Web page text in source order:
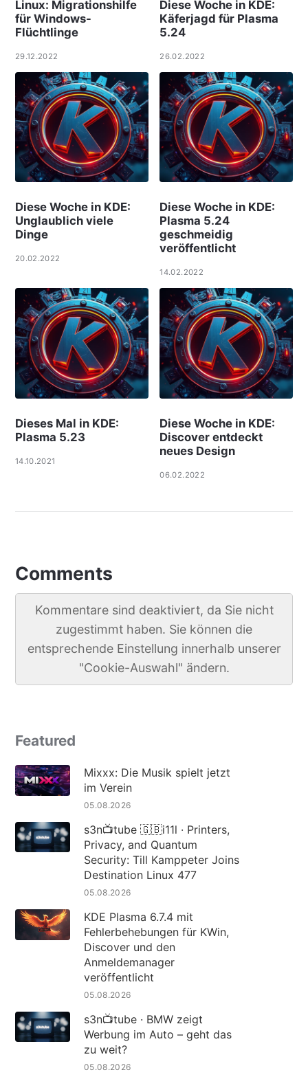
Linux: Migrationshilfe
für Windows-
Flüchtlinge
29.12.2022
Diese Woche in KDE:
Käferjagd für Plasma
5.24
26.02.2022
Diese Woche in KDE:
Unglaublich viele
Dinge
20.02.2022
Diese Woche in KDE:
Plasma 5.24
geschmeidig
veröffentlicht
14.02.2022
Dieses Mal in KDE:
Plasma 5.23
14.10.2021
Diese Woche in KDE:
Discover entdeckt
neues Design
06.02.2022
Comments
Kommentare sind deaktiviert, da Sie nicht
zugestimmt haben. Sie können die
entsprechende Einstellung innerhalb unserer
"Cookie-Auswahl" ändern.
Featured
Mixxx: Die Musik spielt jetzt
im Verein
05.08.2026
s3n📺tube 🇬🇧i11l · Printers,
Privacy, and Quantum
Security: Till Kamppeter Joins
Destination Linux 477
05.08.2026
KDE Plasma 6.7.4 mit
Fehlerbehebungen für KWin,
Discover und den
Anmeldemanager
veröffentlicht
05.08.2026
s3n📺tube · BMW zeigt
Werbung im Auto – geht das
zu weit?
05.08.2026